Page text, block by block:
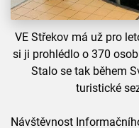
VE Střekov má už pro
si ji prohlédlo o 370
Stalo se tak během
turistické
Návštěvnost